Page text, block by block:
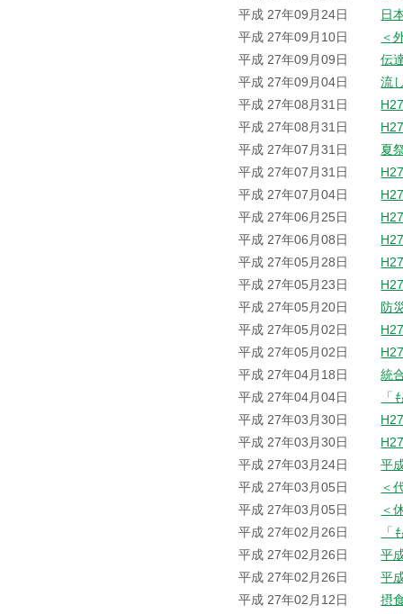
平成 27年09月24日
日
平成 27年09月10日
＜
平成 27年09月09日
伝
平成 27年09月04日
流
平成 27年08月31日
平成 27年08月31日
平成 27年07月31日
夏
平成 27年07月31日
平成 27年07月04日
平成 27年06月25日
平成 27年06月08日
平成 27年05月28日
平成 27年05月23日
平成 27年05月20日
防
平成 27年05月02日
平成 27年05月02日
平成 27年04月18日
統
平成 27年04月04日
「
平成 27年03月30日
平成 27年03月30日
平成 27年03月24日
平
平成 27年03月05日
＜
平成 27年03月05日
＜
平成 27年02月26日
「
平成 27年02月26日
平
平成 27年02月26日
平
平成 27年02月12日
摂